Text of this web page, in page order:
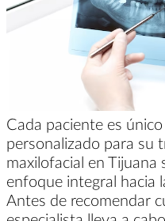
Cada paciente es
personalizado para su
maxilofacial en Tijuana
enfoque integral hacia
Antes de recomendar